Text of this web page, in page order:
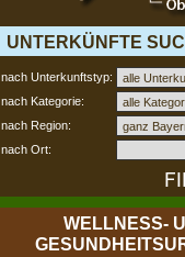
UNTERKÜNFTE
nach Unterkunftstyp:
nach Kategorie:
nach Region:
nach Ort:
WELLNESS-